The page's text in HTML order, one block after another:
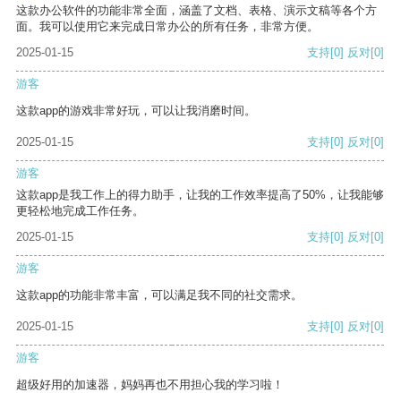
这款办公软件的功能非常全面，涵盖了文档、表格、演示文稿等各个方
面。我可以使用它来完成日常办公的所有任务，非常方便。
2025-01-15
支持[0] 反对[0]
游客
这款app的游戏非常好玩，可以让我消磨时间。
2025-01-15 支持[0] 反对[0]
游客
这款app是我工作上的得力助手，让我的工作效率提高了50%，让我能够
更轻松地完成工作任务。
2025-01-15
支持[0] 反对[0]
游客
这款app的功能非常丰富，可以满足我不同的社交需求。
2025-01-15 支持[0] 反对[0]
游客
超级好用的加速器，妈妈再也不用担心我的学习啦！